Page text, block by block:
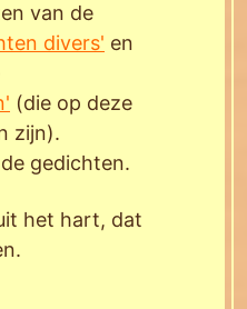
van de
divers' en
(die op deze
zijn).
gedichten.
het hart, dat